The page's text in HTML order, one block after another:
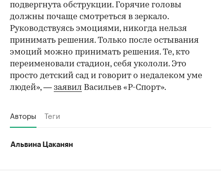
подвергнута обструкции. Горячие головы
должны почаще смотреться в зеркало.
Руководствуясь эмоциями, никогда нельзя
принимать решения. Только после остывания
эмоций можно принимать решения. Те, кто
переименовали стадион, себя укололи. Это
просто детский сад и говорит о недалеком уме
людей», — заявил Васильев «Р-Спорт».
Авторы Теги
Альвина Цаканян